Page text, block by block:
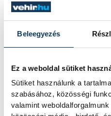
Beleegyezés
Ez a weboldal sütiket
Sütiket használunk a
szabásához, közösségi
valamint
Ismét
A VKSZ Zrt.
augusztus 7. és
éjszakánként